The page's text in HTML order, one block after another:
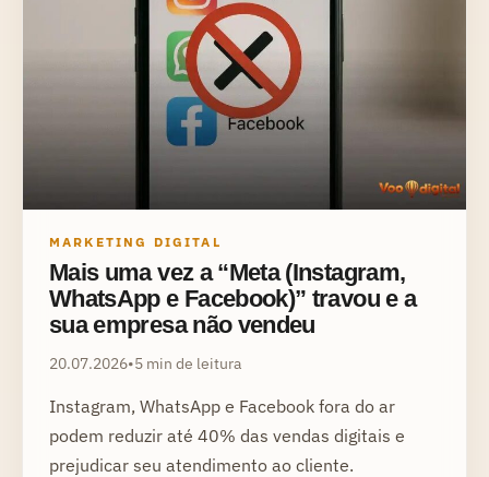
MARKETING DIGITAL
Mais uma vez a “Meta (Instagram,
WhatsApp e Facebook)” travou e a
sua empresa não vendeu
20.07.2026•5 min de leitura
Instagram, WhatsApp e Facebook fora do ar
podem reduzir até 40% das vendas digitais e
prejudicar seu atendimento ao cliente.